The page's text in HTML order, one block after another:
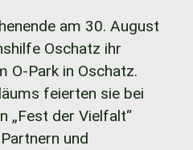
am 30. August
Oschatz ihr
O-Park in Oschatz.
feierten sie bei
„Fest der Vielfalt“
und